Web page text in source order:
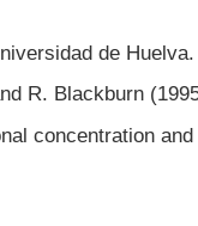
de Huelva.
R. Blackburn
concentration